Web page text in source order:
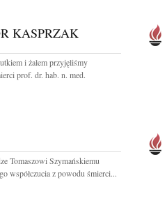
KASPRZAK
i żalem przyjęliśmy
prof. dr. hab. n. med.
Tomaszowi Szymańskiemu
współczucia z powodu śmierci...